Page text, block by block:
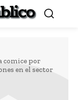
comice por
en el sector